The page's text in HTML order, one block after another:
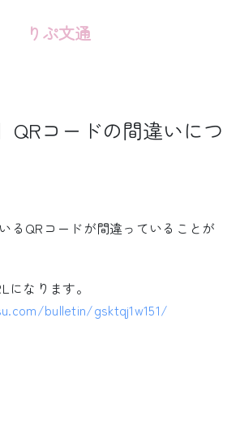
りぷ文通
QRコードの間違いにつ
るQRコードが間違っていることが
になります。
bulletin/gsktqj1w151/